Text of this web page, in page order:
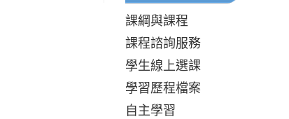
課綱與課程
課程諮詢服務
學生線上選課
學習歷程檔案
自主學習